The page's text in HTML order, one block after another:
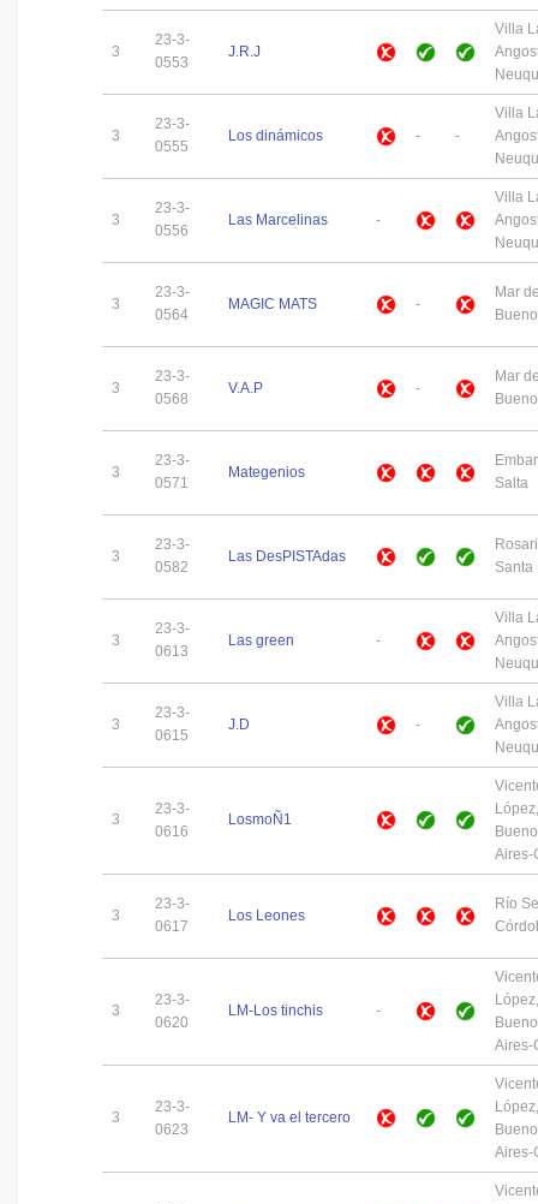
3
23-3-
0553
J.R.J
Villa
3
23-3-
0555
Los dinámicos - -
Villa
3
23-3-
0556
Las Marcelinas -
Villa
3
23-3-
0564
MAGIC MATS -
Mar
3
23-3-
0568
V.A.P -
Mar
3
23-3-
0571
Mategenios
Salta
3
23-3-
0582
Las DesPISTAdas
Santa
3
23-3-
0613
Las green -
Villa
3
23-3-
0615
J.D -
Villa
3
23-3-
0616
LosmoÑ1
López,
Aires-
3
23-3-
0617
Los Leones
Río
3
23-3-
0620
LM-Los tinchis -
López,
Aires-
3
23-3-
0623
LM- Y va el tercero
López,
Aires-